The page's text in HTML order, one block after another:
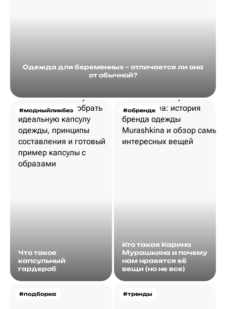
Одежда для беременных – отличается ли она
от обычной?
#модныйликбез
Что такое
капсульный
гардероб
#обренде
Кто такая Карина
Мурашкина и почему
нам нравятся её
вещи (но не все)
#подборка #тренды